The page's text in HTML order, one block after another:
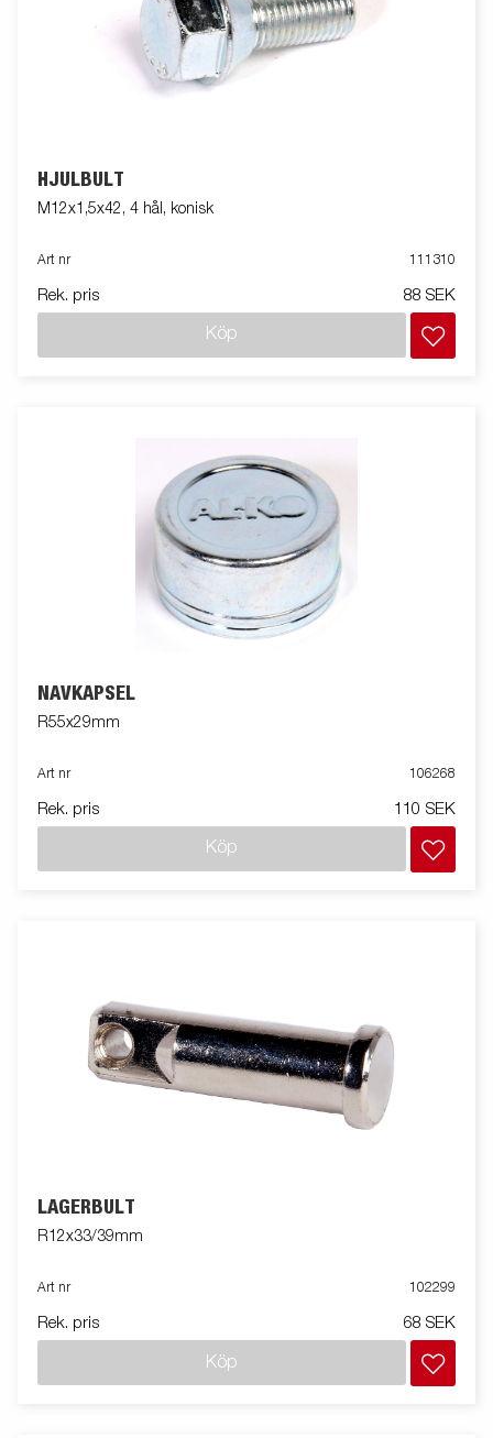
HJULBULT
M12x1,5x42, 4 hål, konisk
Art nr 111310
Rek. pris 88 SEK
Köp
NAVKAPSEL
R55x29mm
Art nr 106268
Rek. pris 110 SEK
Köp
LAGERBULT
R12x33/39mm
Art nr 102299
Rek. pris 68 SEK
Köp